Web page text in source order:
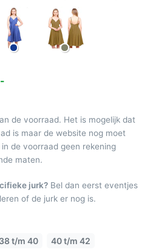
de voorraad. Het is mogelijk dat
is maar de website nog moet
de voorraad geen rekening
maten.
jurk? Bel dan eerst eventjes
of de jurk er nog is.
38 t/m 40 40 t/m 42